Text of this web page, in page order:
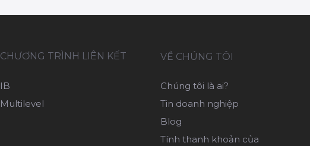
VỀ CHÚNG TÔI
Tính thanh khoản của
Blog
Chúng tôi là ai?
Tin doanh nghiệp
CHƯƠNG TRÌNH LIÊN KẾT
IB
Multilevel